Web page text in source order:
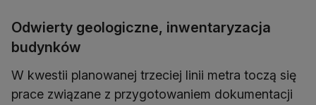
Odwierty geologiczne, inwentaryzacja
budynków
W kwestii planowanej trzeciej linii metra toczą się
prace związane z przygotowaniem dokumentacji